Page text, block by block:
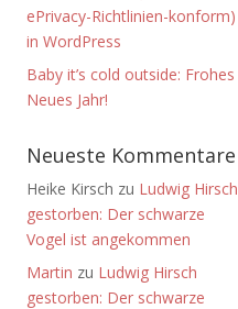
ePrivacy-Richtlinien-konform)
in WordPress
Baby it’s cold outside: Frohes
Neues Jahr!
Neueste Kommentare
Heike Kirsch zu Ludwig Hirsch
gestorben: Der schwarze
Vogel ist angekommen
Martin zu Ludwig Hirsch
gestorben: Der schwarze